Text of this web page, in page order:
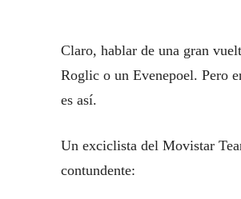
Claro, hablar de una gran
Roglic o un Evenepoel. Pero
es así.
Un exciclista del Movistar
contundente: